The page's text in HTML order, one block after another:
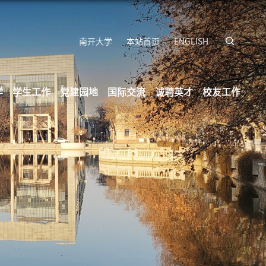
南开大学 本站首页 ENGLISH
学生工作 党建园地 国际交流 诚聘英才 校友工作